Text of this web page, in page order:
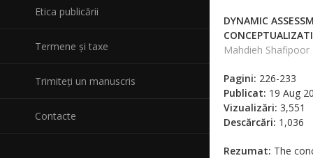
Etica publicării
Termene și taxe
Trimiteți un manuscris
Contacte
DYNAMIC
Mahdieh Shafipoor
Pagini: 226-233
Publicat: 19 Aug
Vizualizări: 3,551
Descărcări: 1,036
Rezumat: The